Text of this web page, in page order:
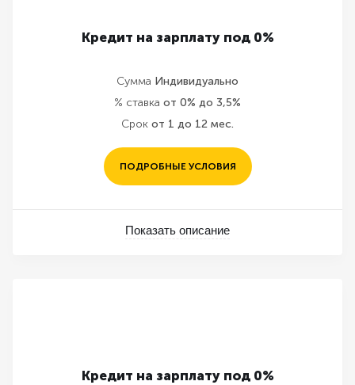
Кредит на зарплату под 0%
Сумма Индивидуально
% ставка от 0% до 3,5%
Срок от 1 до 12 мес.
ПОДРОБНЫЕ УСЛОВИЯ
Показать описание
Кредит на зарплату под 0%